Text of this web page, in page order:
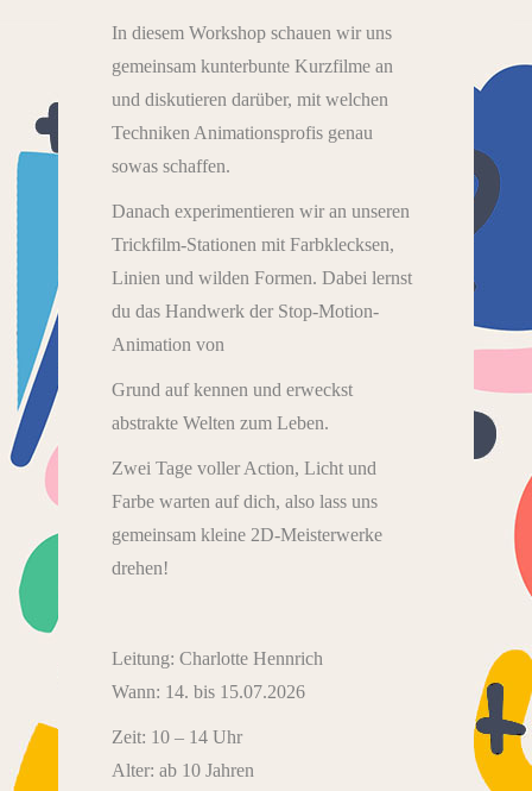
In diesem Workshop schauen wir uns
gemeinsam kunterbunte Kurzfilme an
und diskutieren darüber, mit welchen
Techniken Animationsprofis genau
sowas schaffen.
Danach experimentieren wir an unseren
Trickfilm-Stationen mit Farbklecksen,
Linien und wilden Formen. Dabei lernst
du das Handwerk der Stop-Motion-
Animation von
Grund auf kennen und erweckst
abstrakte Welten zum Leben.
Zwei Tage voller Action, Licht und
Farbe warten auf dich, also lass uns
gemeinsam kleine 2D-Meisterwerke
drehen!
Leitung: Charlotte Hennrich
Wann: 14. bis 15.07.2026
Zeit: 10 – 14 Uhr
Alter: ab 10 Jahren